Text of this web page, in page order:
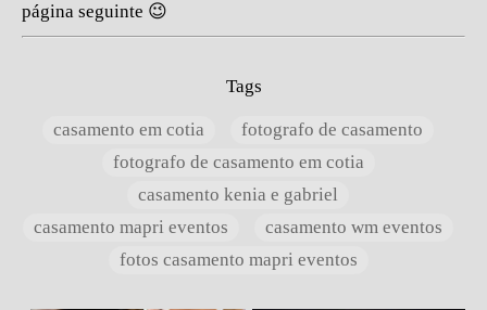
página seguinte 😉
Tags
casamento em cotia
fotografo de casamento
fotografo de casamento em cotia
casamento kenia e gabriel
casamento mapri eventos
casamento wm eventos
fotos casamento mapri eventos